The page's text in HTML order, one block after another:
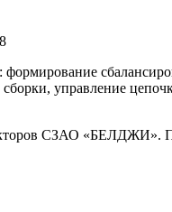
управление
СЗАО «БЕЛДЖИ».